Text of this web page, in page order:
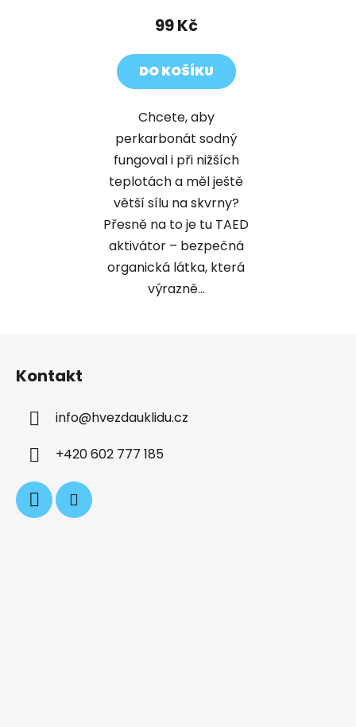
99 Kč
DO KOŠÍKU
Chcete, aby
perkarbonát sodný
fungoval i při nižších
teplotách a měl ještě
větší sílu na skvrny?
Přesně na to je tu TAED
aktivátor – bezpečná
organická látka, která
výrazně...
Kontakt
info@hvezdauklidu.cz
+420 602 777 185